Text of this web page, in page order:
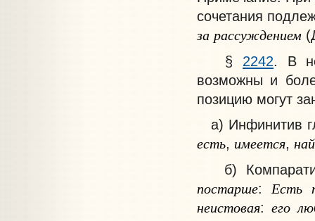
сочетания
за рассуждением
§ 2242. В
возможны и
позицию могут
а) Инфинитив
есть, имеется,
б)
постарше: Есть
неистовая: его